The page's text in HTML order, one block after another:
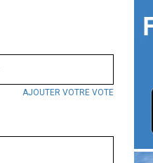
AJOUTER VOTRE VOTE